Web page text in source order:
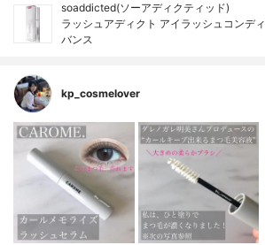
soaddicted(ソーアディクティッド)
ラッシュアディクト アイラッシュコンデ
バンス
kp_cosmelover